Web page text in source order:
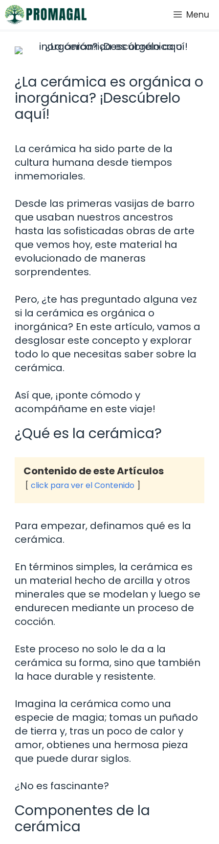
Saltar
al
Menu
¿La cerámica es orgánica o
inorgánica? ¡Descúbrelo
aquí!
La cerámica ha sido parte de la
cultura humana desde tiempos
inmemoriales.
Desde las primeras vasijas de barro
que usaban nuestros ancestros
hasta las sofisticadas obras de arte
que vemos hoy, este material ha
evolucionado de maneras
sorprendentes.
Pero, ¿te has preguntado alguna vez
si la cerámica es orgánica o
inorgánica? En este artículo, vamos a
desglosar este concepto y explorar
todo lo que necesitas saber sobre la
cerámica.
Así que, ¡ponte cómodo y
acompáñame en este viaje!
¿Qué es la cerámica?
Contenido de este Artículos
click para ver el Contenido
Para empezar, definamos qué es la
cerámica.
En términos simples, la cerámica es
un material hecho de arcilla y otros
minerales que se modelan y luego se
endurecen mediante un proceso de
cocción.
Este proceso no solo le da a la
cerámica su forma, sino que también
la hace durable y resistente.
Imagina la cerámica como una
especie de magia; tomas un puñado
de tierra y, tras un poco de calor y
amor, obtienes una hermosa pieza
que puede durar siglos.
¿No es fascinante?
Componentes de la
cerámica